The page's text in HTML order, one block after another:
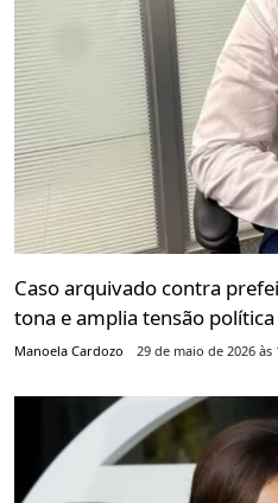
Caso arquivado contra
tona e amplia tensão política
Manoela Cardozo 29 de maio de 2026 às